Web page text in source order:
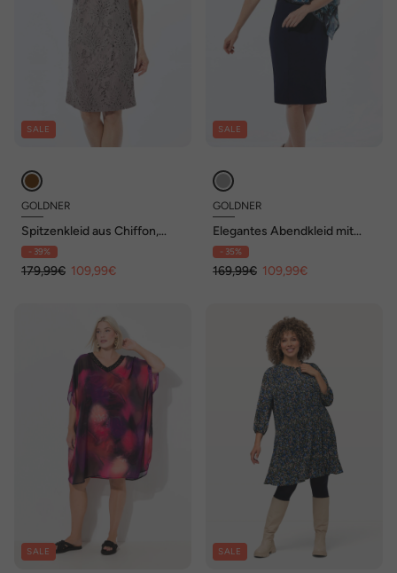
SALE
GOLDNER
Spitzenkleid aus Chiffon,
Flügelärmeln
- 39%
179,99€ 109,99€
SALE
GOLDNER
Elegantes Abendkleid mit
Pailletten
- 35%
169,99€ 109,99€
SALE SALE